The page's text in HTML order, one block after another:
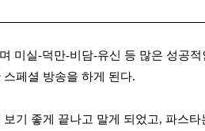
미실-덕만-비담-유신 등 많은 성공적
페셜 방송을 하게 된다.
기 좋게 끝나고 말게 되었고, 파스